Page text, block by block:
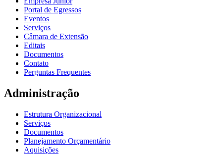
Portal de Egressos
Eventos
Serviços
Câmara de Extensão
Editais
Documentos
Contato
Perguntas Frequentes
Administração
Estrutura Organizacional
Serviços
Documentos
Planejamento Orçamentário
Aquisições